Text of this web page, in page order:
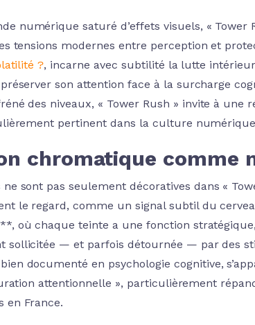
numérique saturé d’effets visuels, «
tensions modernes entre perception et
?, incarne avec subtilité la lutte
son attention face à la surcharge
des niveaux, « Tower Rush » invite à
pertinent dans la culture
chromatique comme
sont pas seulement décoratives dans «
le regard, comme un signal subtil du
où chaque teinte a une fonction
sollicitée — et parfois détournée — par des
documenté en psychologie cognitive,
attentionnelle », particulièrement
en France.